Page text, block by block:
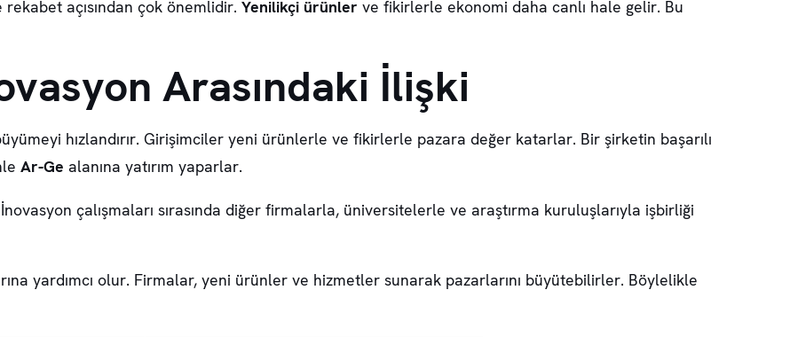
açısından çok önemlidir. Yenilikçi ürünler ve fikirlerle ekonomi daha canlı hale gelir. Bu
Arasındaki İlişki
hızlandırır. Girişimciler yeni ürünlerle ve fikirlerle pazara değer katarlar. Bir şirketin başarılı
Ar-Ge alanına yatırım yaparlar.
çalışmaları sırasında diğer firmalarla, üniversitelerle ve araştırma kuruluşlarıyla işbirliği
yardımcı olur. Firmalar, yeni ürünler ve hizmetler sunarak pazarlarını büyütebilirler. Böylelikle